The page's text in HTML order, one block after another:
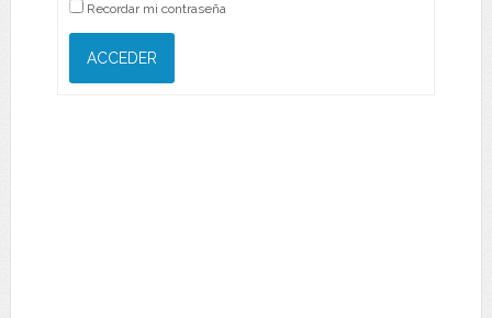
Recordar mi contraseña
ACCEDER